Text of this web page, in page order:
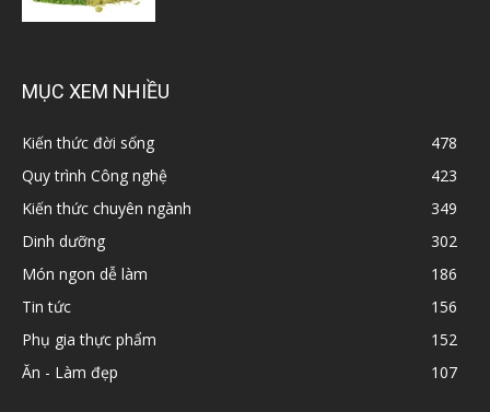
MỤC XEM NHIỀU
Kiến thức đời sống
478
Quy trình Công nghệ
423
Kiến thức chuyên ngành
349
Dinh dưỡng
302
Món ngon dễ làm
186
Tin tức
156
Phụ gia thực phẩm
152
Ăn - Làm đẹp
107